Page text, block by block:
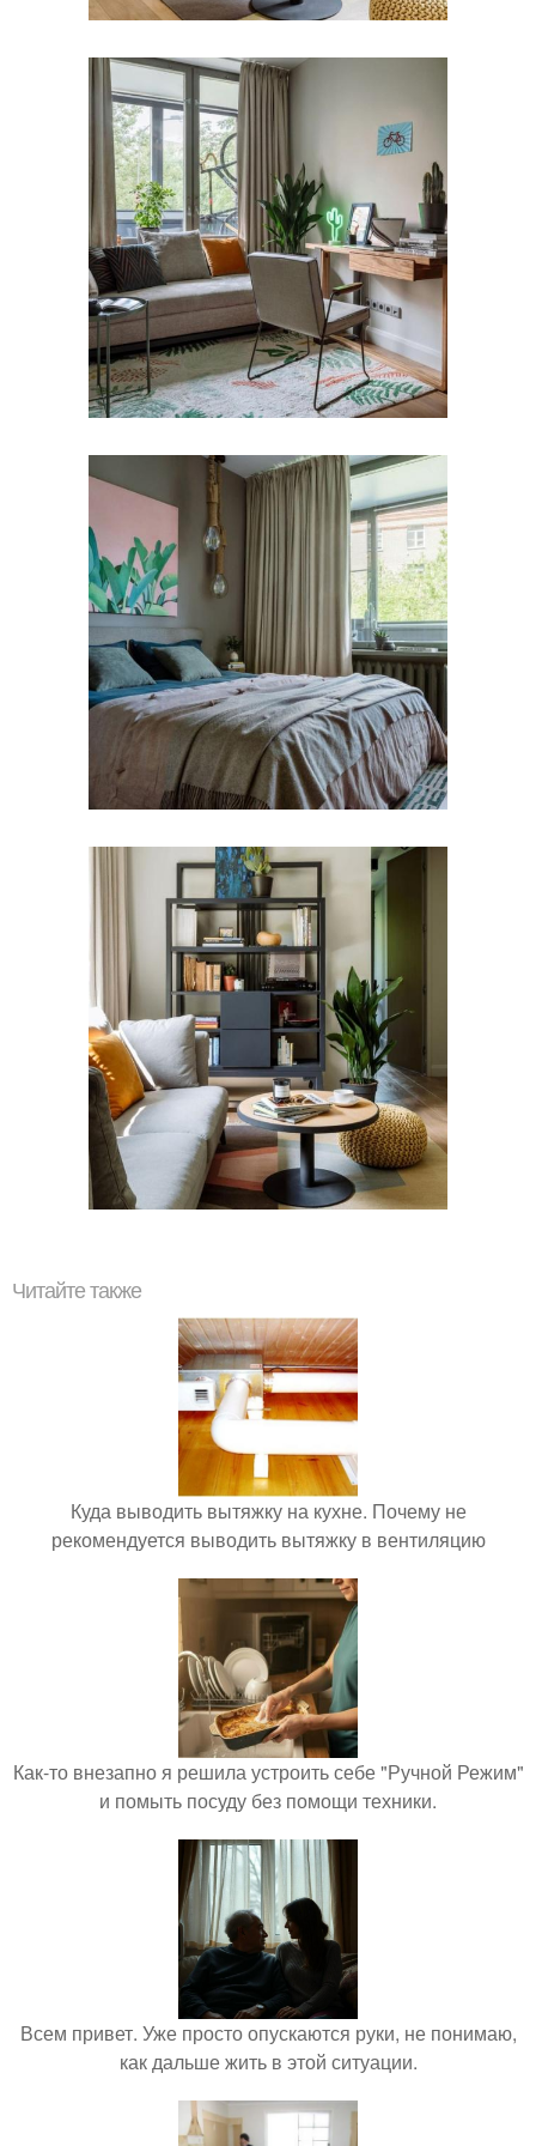
Читайте также
Куда выводить вытяжку на кухне. Почему не
рекомендуется выводить вытяжку в вентиляцию
Как-то внезапно я решила устроить себе "Ручной Режим"
и помыть посуду без помощи техники.
Всем привет. Уже просто опускаются руки, не понимаю,
как дальше жить в этой ситуации.